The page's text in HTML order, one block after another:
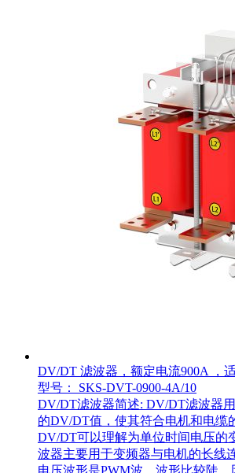
DV/DT 滤波器，额定电流900A ，
型号： SKS-DVT-0900-4A/10
DV/DT滤波器简述: DV/DT滤波器
的DV/DT值，使其符合电机和电缆
DV/DT可以理解为单位时间电压的
波器主要用于变频器与电机的长线
电压波形是PWM波，波形比较陡